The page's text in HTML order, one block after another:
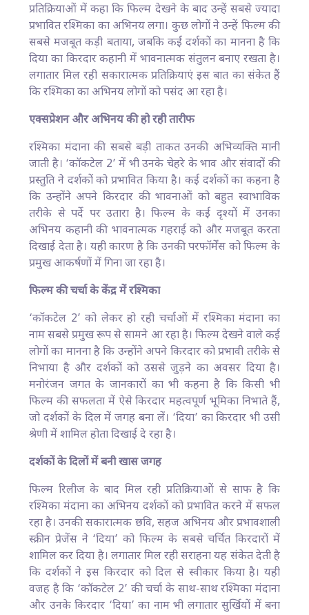
प्रतिक्रियाओं में कहा कि फिल्म देखने के बाद उन्हें सबसे ज्यादा
प्रभावित रश्मिका का अभिनय लगा। कुछ लोगों ने उन्हें फिल्म की
सबसे मजबूत कड़ी बताया, जबकि कई दर्शकों का मानना है कि
दिया का किरदार कहानी में भावनात्मक संतुलन बनाए रखता है।
लगातार मिल रही सकारात्मक प्रतिक्रियाएं इस बात का संकेत हैं
कि रश्मिका का अभिनय लोगों को पसंद आ रहा है।
एक्सप्रेशन और अभिनय की हो रही तारीफ
रश्मिका मंदाना की सबसे बड़ी ताकत उनकी अभिव्यक्ति मानी
जाती है। ‘कॉकटेल 2’ में भी उनके चेहरे के भाव और संवादों की
प्रस्तुति ने दर्शकों को प्रभावित किया है। कई दर्शकों का कहना है
कि उन्होंने अपने किरदार की भावनाओं को बहुत स्वाभाविक
तरीके से पर्दे पर उतारा है। फिल्म के कई दृश्यों में उनका
अभिनय कहानी की भावनात्मक गहराई को और मजबूत करता
दिखाई देता है। यही कारण है कि उनकी परफॉर्मेंस को फिल्म के
प्रमुख आकर्षणों में गिना जा रहा है।
फिल्म की चर्चा के केंद्र में रश्मिका
‘कॉकटेल 2’ को लेकर हो रही चर्चाओं में रश्मिका मंदाना का
नाम सबसे प्रमुख रूप से सामने आ रहा है। फिल्म देखने वाले कई
लोगों का मानना है कि उन्होंने अपने किरदार को प्रभावी तरीके से
निभाया है और दर्शकों को उससे जुड़ने का अवसर दिया है।
मनोरंजन जगत के जानकारों का भी कहना है कि किसी भी
फिल्म की सफलता में ऐसे किरदार महत्वपूर्ण भूमिका निभाते हैं,
जो दर्शकों के दिल में जगह बना लें। ‘दिया’ का किरदार भी उसी
श्रेणी में शामिल होता दिखाई दे रहा है।
दर्शकों के दिलों में बनी खास जगह
फिल्म रिलीज के बाद मिल रही प्रतिक्रियाओं से साफ है कि
रश्मिका मंदाना का अभिनय दर्शकों को प्रभावित करने में सफल
रहा है। उनकी सकारात्मक छवि, सहज अभिनय और प्रभावशाली
स्क्रीन प्रेजेंस ने ‘दिया’ को फिल्म के सबसे चर्चित किरदारों में
शामिल कर दिया है। लगातार मिल रही सराहना यह संकेत देती है
कि दर्शकों ने इस किरदार को दिल से स्वीकार किया है। यही
वजह है कि ‘कॉकटेल 2’ की चर्चा के साथ-साथ रश्मिका मंदाना
और उनके किरदार ‘दिया’ का नाम भी लगातार सुर्खियों में बना